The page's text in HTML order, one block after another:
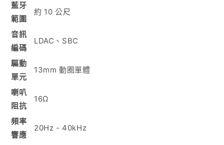
藍牙
範圍
約 10 公尺
音訊
編碼
LDAC、SBC
驅動
單元
13mm 動圈單體
喇叭
阻抗
16Ω
頻率
響應
20Hz - 40kHz